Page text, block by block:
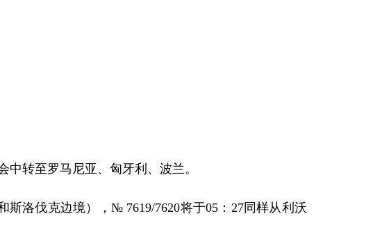
中转至罗马尼亚、匈牙利、波兰。
洛伐克边境），№ 7619/7620将于05：27同样从利沃